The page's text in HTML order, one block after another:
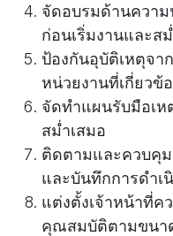
จัดอบรมด้านควา
ก่อนเริ่มงานและส
ป้องกันอุบัติเหตุจา
หน่วยงานที่เกี่ยวข้
จัดทำแผนรับมือเห
สม่ำเสมอ
ติดตามและควบคุม
และบันทึกการดำเ
แต่งตั้งเจ้าหน้าที่ค
คุณสมบัติตามขนา